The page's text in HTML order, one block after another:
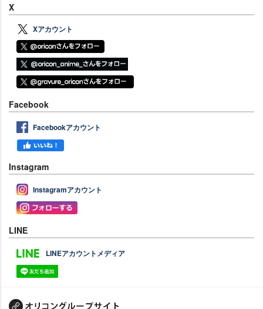
X
Xアカウント
Facebook
Facebookアカウント
Instagram
Instagramアカウント
LINE
LINEアカウントメディア